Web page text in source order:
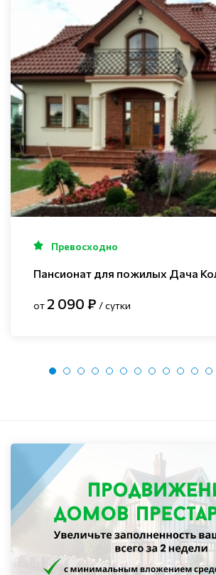
Превосходно
Пансионат для пожилых Дача
от 2 090 ₽ / сутки